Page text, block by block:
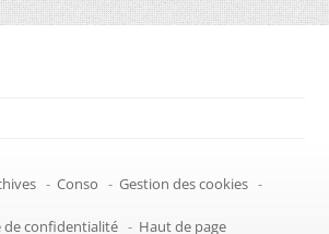
- Conso - Gestion des cookies -
de confidentialité - Haut de page